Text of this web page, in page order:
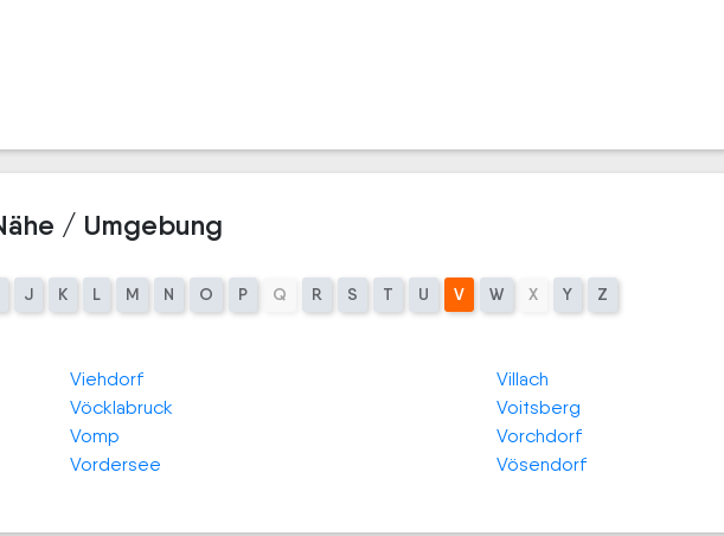
/ Umgebung
J K L M N O P Q R S T U V W X Y Z
Viehdorf
Villach
Vöcklabruck
Voitsberg
Vomp
Vorchdorf
Vordersee
Vösendorf